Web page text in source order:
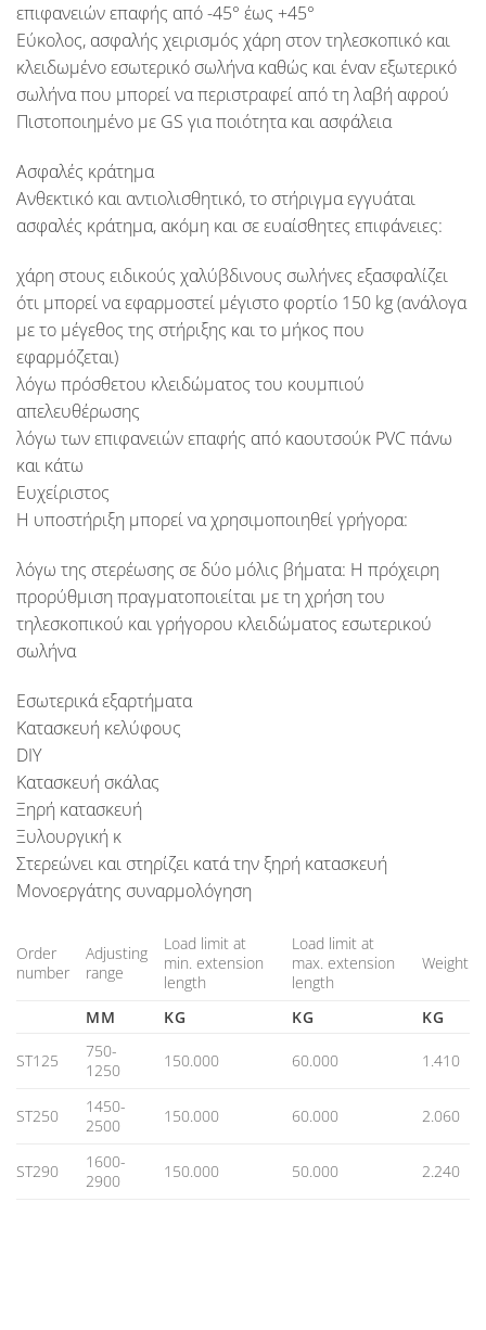
επιφανειών επαφής από -45° έως +45°
Εύκολος, ασφαλής χειρισμός χάρη στον τηλεσκοπικό και
κλειδωμένο εσωτερικό σωλήνα καθώς και έναν εξωτερικό
σωλήνα που μπορεί να περιστραφεί από τη λαβή αφρού
Πιστοποιημένο με GS για ποιότητα και ασφάλεια
Ασφαλές κράτημα
Ανθεκτικό και αντιολισθητικό, το στήριγμα εγγυάται
ασφαλές κράτημα, ακόμη και σε ευαίσθητες επιφάνειες:
χάρη στους ειδικούς χαλύβδινους σωλήνες εξασφαλίζει
ότι μπορεί να εφαρμοστεί μέγιστο φορτίο 150 kg (ανάλογα
με το μέγεθος της στήριξης και το μήκος που
εφαρμόζεται)
λόγω πρόσθετου κλειδώματος του κουμπιού
απελευθέρωσης
λόγω των επιφανειών επαφής από καουτσούκ PVC πάνω
και κάτω
Ευχείριστος
Η υποστήριξη μπορεί να χρησιμοποιηθεί γρήγορα:
λόγω της στερέωσης σε δύο μόλις βήματα: Η πρόχειρη
προρύθμιση πραγματοποιείται με τη χρήση του
τηλεσκοπικού και γρήγορου κλειδώματος εσωτερικού
σωλήνα
Εσωτερικά εξαρτήματα
Κατασκευή κελύφους
DIY
Κατασκευή σκάλας
Ξηρή κατασκευή
Ξυλουργική κ
Στερεώνει και στηρίζει κατά την ξηρή κατασκευή
Μονοεργάτης συναρμολόγηση
Order
number
Adjusting
range
Load limit at
min. extension
length
Load limit at
max. extension
length
Weight
MM KG KG KG
ST125
750-
1250
150.000 60.000 1.410
ST250
1450-
2500
150.000 60.000 2.060
ST290
1600-
2900
150.000 50.000 2.240